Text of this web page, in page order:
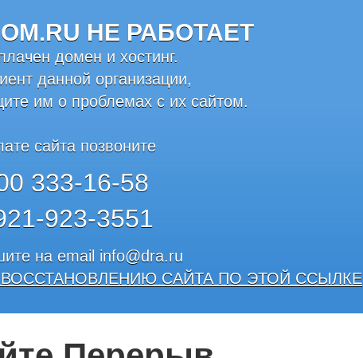
НЕ РАБОТАЕТ
домен и хостинг.
данной организации,
им о проблемах с их сайтом.
сайта позвоните
333-16-58
923-3551
на email info@dra.ru
САЙТА ПО ЭТОЙ ССЫЛКЕ